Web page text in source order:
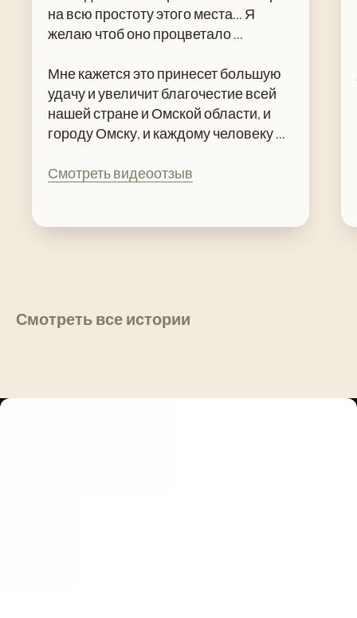
на всю простоту этого места... Я
желаю чтоб оно процветало ...
Мне кажется это принесет большую
удачу и увеличит благочестие всей
нашей стране и Омской области, и
городу Омску, и каждому человеку ...
Смотреть видеоотзыв
Смотреть все истории